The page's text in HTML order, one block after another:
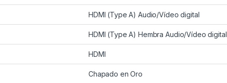
HDMI (Type A) Audio/Vídeo digital
HDMI (Type A) Hembra Audio/Vídeo digital
HDMI
Chapado en Oro